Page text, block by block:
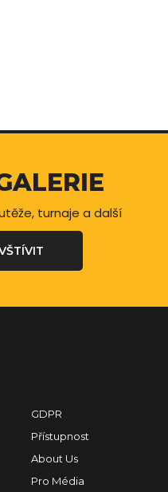
turnaje a další
GDPR
Přístupnost
About Us
Pro Média